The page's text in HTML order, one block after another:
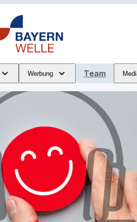
Werbung Team